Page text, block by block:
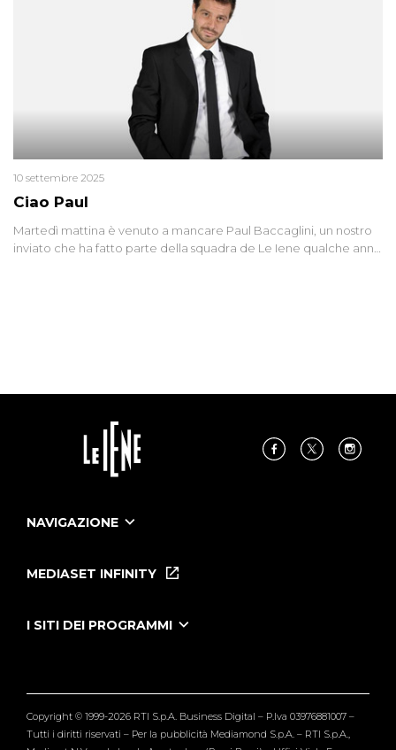
Ciao Paul
10 settembre 2025
Martedì mattina è venuto a mancare Paul Baccaglini, un nostro
inviato che ha fatto parte della squadra de Le Iene qualche anno
NAVIGAZIONE
Le Iene Presentano Inside
Tutti i servizi
MEDIASET INFINITY
I SITI DEI PROGRAMMI
Verissimo
Copyright © 1999-2026 RTI S.p.A. Business Digital – P.Iva 03976881007 –
Tutti i diritti riservati – Per la pubblicità Mediamond S.p.A. – RTI S.p.A.,